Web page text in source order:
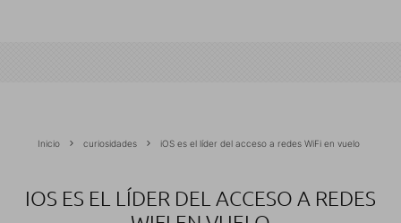
Inicio curiosidades iOS es el líder del acceso a redes WiFi en vuelo
IOS ES EL LÍDER DEL ACCESO A REDES